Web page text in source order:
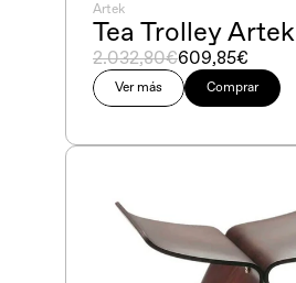
Ver más Comprar
Artek
Tea Trolley Artek
609,85€
2.032,80€